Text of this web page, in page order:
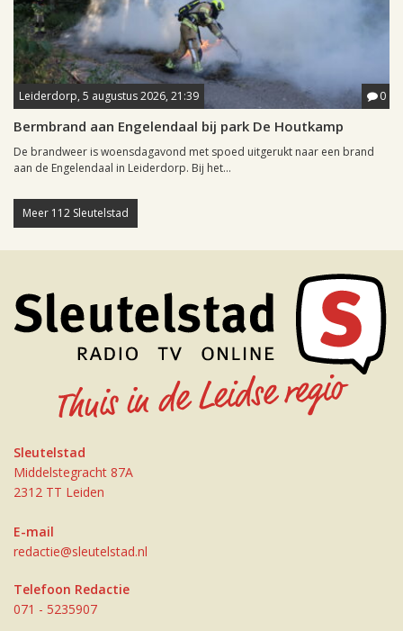
Leiderdorp, 5 augustus 2026, 21:39 0
Bermbrand aan Engelendaal bij park De Houtkamp
De brandweer is woensdagavond met spoed uitgerukt naar een brand
aan de Engelendaal in Leiderdorp. Bij het...
Meer 112 Sleutelstad
Sleutelstad
Middelstegracht 87A
2312 TT Leiden
E-mail
redactie@sleutelstad.nl
Telefoon Redactie
071 - 5235907